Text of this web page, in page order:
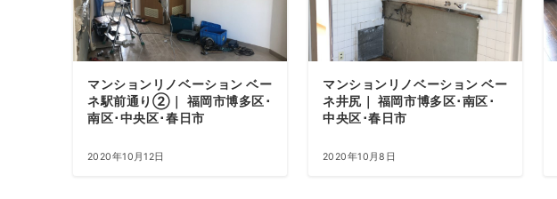
マンションリノベーション ベー
ネ駅前通り②｜ 福岡市博多区･
南区･中央区･春日市
2020年10月12日
マンションリノベーション ベー
ネ井尻｜ 福岡市博多区･南区･
中央区･春日市
2020年10月8日